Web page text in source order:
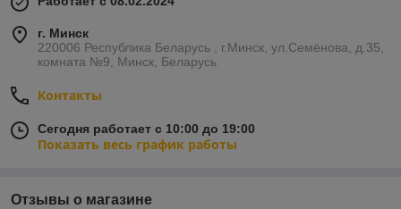
г. Минск
220006 Республика Беларусь , г.Минск, ул.Семёнова, д.35,
комната №9, Минск, Беларусь
Контакты
Сегодня работает с 10:00 до 19:00
Показать весь график работы
Отзывы о магазине